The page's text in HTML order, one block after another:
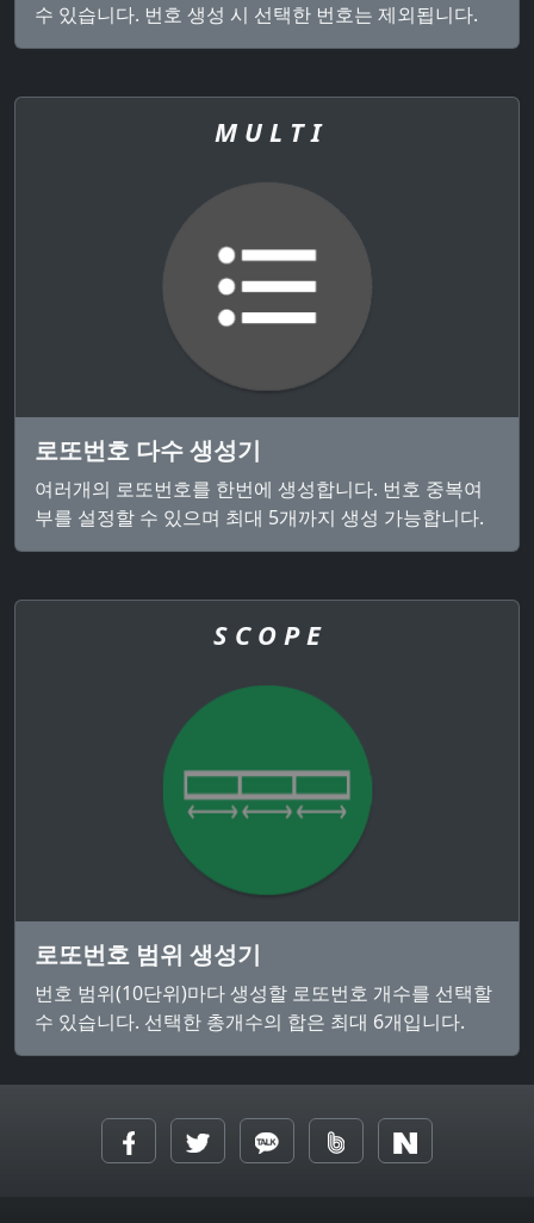
수 있습니다. 번호 생성 시 선택한 번호는 제외됩니다.
M U L T I
로또번호 다수 생성기
여러개의 로또번호를 한번에 생성합니다. 번호 중복여
부를 설정할 수 있으며 최대 5개까지 생성 가능합니다.
S C O P E
로또번호 범위 생성기
번호 범위(10단위)마다 생성할 로또번호 개수를 선택할
수 있습니다. 선택한 총개수의 합은 최대 6개입니다.